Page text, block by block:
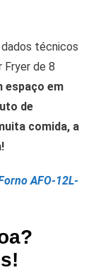
técnicos
Fryer de 8
espaço em
de
comida, a
AFO-12L-